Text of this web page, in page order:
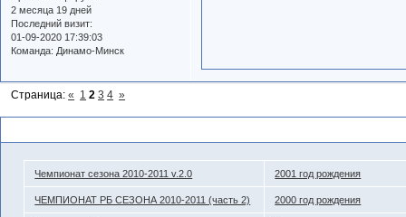
2 месяца 19 дней
Последний визит:
01-09-2020 17:39:03
Команда: Динамо-Минск
Страница:« 1 2 3 4 »
Чемпионат сезона 2010-2011 v.2.0 2001 год рождения
ЧЕМПИОНАТ РБ СЕЗОНА 2010-2011 (часть 2) 2000 год рождения